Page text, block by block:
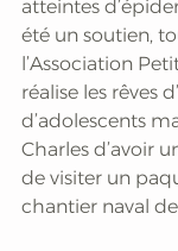
atteintes
été un soutien,
l’Association
réalise les rêves
d’adolescents
Charles d’avoir
de visiter un
chantier naval